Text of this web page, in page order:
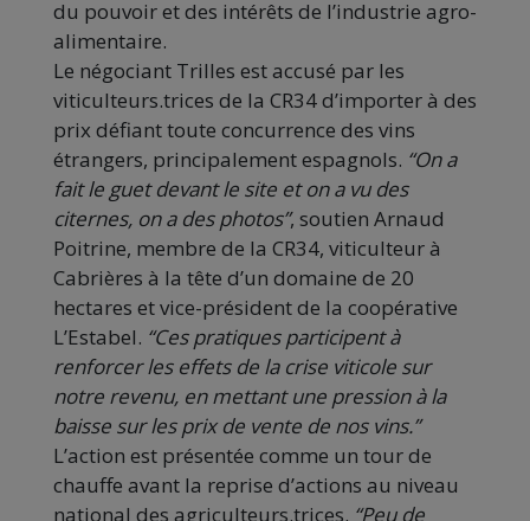
du pouvoir et des intérêts de l’industrie agro-
alimentaire.
Le négociant Trilles est accusé par les
viticulteurs.trices de la CR34 d’importer à des
prix défiant toute concurrence des vins
étrangers, principalement espagnols. “On a
fait le guet devant le site et on a vu des
citernes, on a des photos”, soutien Arnaud
Poitrine, membre de la CR34, viticulteur à
Cabrières à la tête d’un domaine de 20
hectares et vice-président de la coopérative
L’Estabel. “Ces pratiques participent à
renforcer les effets de la crise viticole sur
notre revenu, en mettant une pression à la
baisse sur les prix de vente de nos vins.”
L’action est présentée comme un tour de
chauffe avant la reprise d’actions au niveau
national des agriculteurs.trices. “Peu de